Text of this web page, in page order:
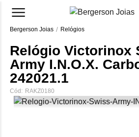
Bergerson Joias Relógios
Relógio Victorinox
Army I.N.O.X.
242021.1
Cód: RAKZ0180